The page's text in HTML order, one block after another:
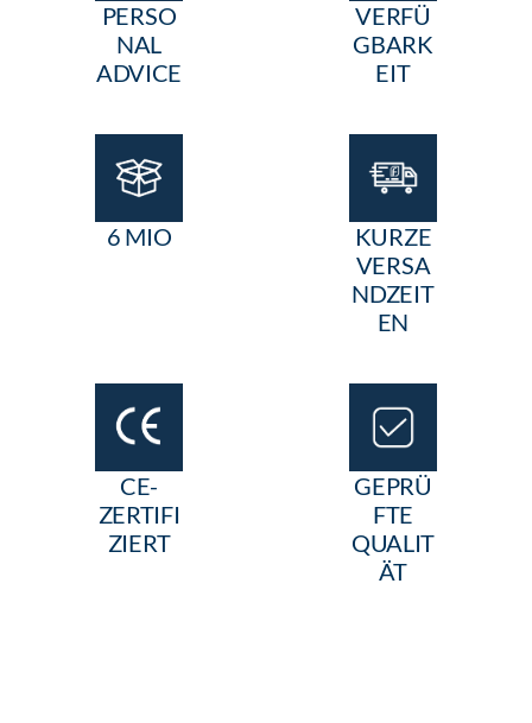
PERSO
NAL
ADVICE
VERFÜ
GBARK
EIT
6 MIO
KURZE
VERSA
NDZEIT
EN
CE-
ZERTIFI
ZIERT
GEPRÜ
FTE
QUALIT
ÄT